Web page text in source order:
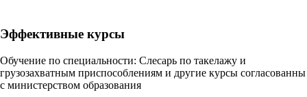
Эффективные курсы
Обучение по специальности: Слесарь по такелажу и
грузозахватным приспособлениям и другие курсы согласованны
с министерством образования